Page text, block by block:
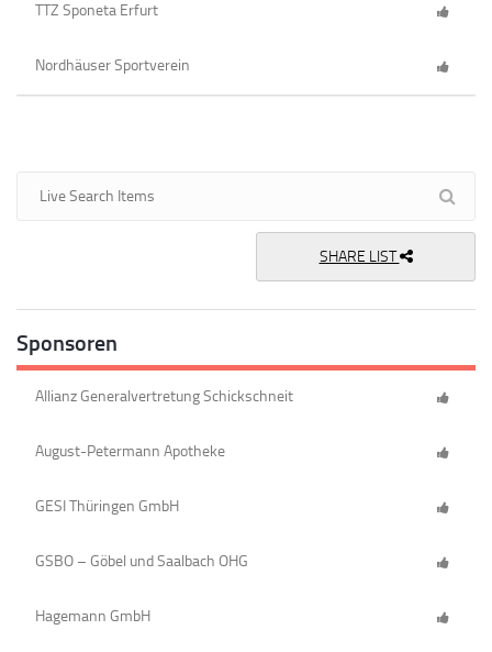
TTZ Sponeta Erfurt
Nordhäuser Sportverein
SHARE LIST
Sponsoren
Allianz Generalvertretung Schickschneit
August-Petermann Apotheke
GESI Thüringen GmbH
GSBO – Göbel und Saalbach OHG
Hagemann GmbH